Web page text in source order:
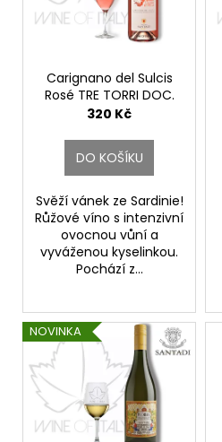
Carignano del Sulcis
Rosé TRE TORRI DOC.
Santadi
320 Kč
DO KOŠÍKU
Svěží vánek ze Sardinie!
Růžové víno s intenzivní
ovocnou vůní a
vyváženou kyselinkou.
Pochází z...
NOVINKA